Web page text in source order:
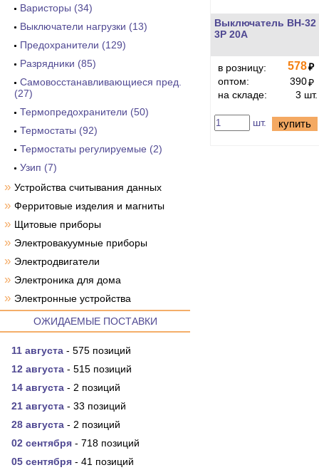
Варисторы (34)
Выключатели нагрузки (13)
Предохранители (129)
Разрядники (85)
Самовосстанавливающиеся пред.
(27)
Термопредохранители (50)
Термостаты (92)
Термостаты регулируемые (2)
Узип (7)
» Устройства считывания данных
» Ферритовые изделия и магниты
» Щитовые приборы
» Электровакуумные приборы
» Электродвигатели
» Электроника для дома
» Электронные устройства
ОЖИДАЕМЫЕ ПОСТАВКИ
11 августа - 575 позиций
12 августа - 515 позиций
14 августа - 2 позиций
21 августа - 33 позиций
28 августа - 2 позиций
02 сентября - 718 позиций
05 сентября - 41 позиций
Выключатель ВН-32
3P 20A
в розницу: 578₽
оптом:
390₽
на складе:
3 шт.
шт. купить